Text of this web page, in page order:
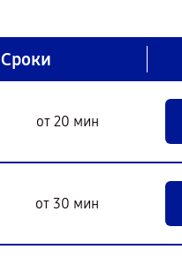
Сроки
от 20 мин
от 30 мин